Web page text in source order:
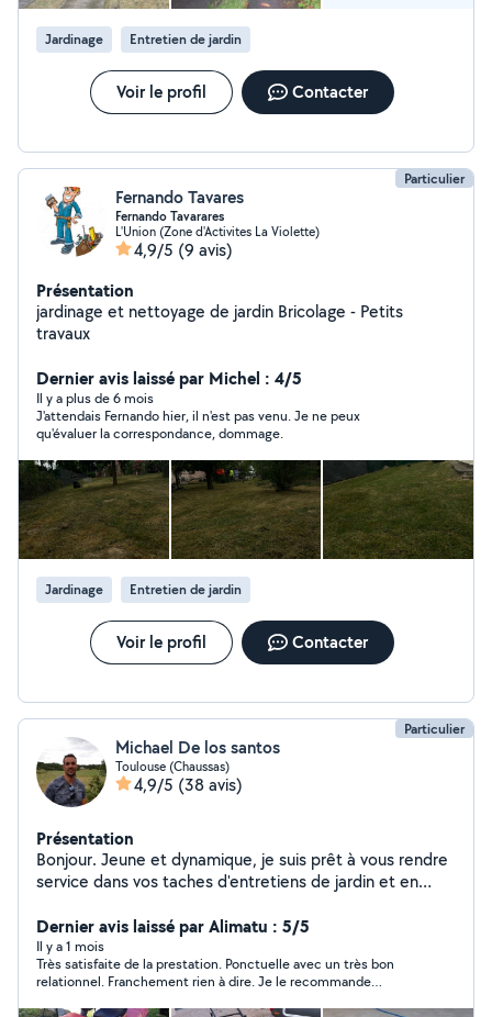
Jardinage Entretien de jardin
Voir le profil Contacter
Particulier
Fernando Tavares
Fernando Tavarares
L'Union (Zone d'Activites La Violette)
4,9/5 (9 avis)
Présentation
jardinage et nettoyage de jardin Bricolage - Petits
travaux
Dernier avis laissé par Michel : 4/5
Il y a plus de 6 mois
J'attendais Fernando hier, il n'est pas venu. Je ne peux
qu'évaluer la correspondance, dommage.
Jardinage Entretien de jardin
Voir le profil Contacter
Particulier
Michael De los santos
Toulouse (Chaussas)
4,9/5 (38 avis)
Présentation
Bonjour. Jeune et dynamique, je suis prêt à vous rendre
service dans vos taches d'entretiens de jardin et en
Dernier avis laissé par Alimatu : 5/5
Il y a 1 mois
Très satisfaite de la prestation. Ponctuelle avec un très bon
relationnel. Franchement rien à dire. Je le recommande